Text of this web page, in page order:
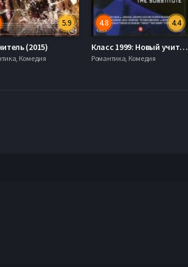
5.9
(2015)
Комедия
4.4
4.8
Класс 1999: Новый учитель / Класс 1999 2: Замена (1994)
Романтика, Комедия